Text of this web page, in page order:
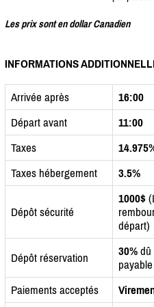
Les prix sont en dollar Canadien
INFORMATIONS
Arrivée après
16:00
Départ avant
11:00
Taxes
Taxes hébergement
3.5%
Dépôt sécurité
1000$
départ)
Dépôt réservation 30% dû
payable
Paiements acceptés